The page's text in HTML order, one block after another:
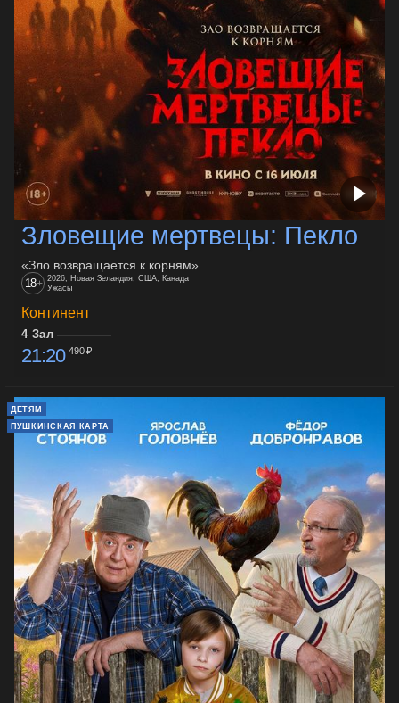
Зловещие мертвецы: Пекло
«Зло возвращается к корням»
18+ 2026, Новая Зеландия, США, Канада
Ужасы
Континент
4 Зал
21:20 490 ₽
ДЕТЯМ
ПУШКИНСКАЯ КАРТА